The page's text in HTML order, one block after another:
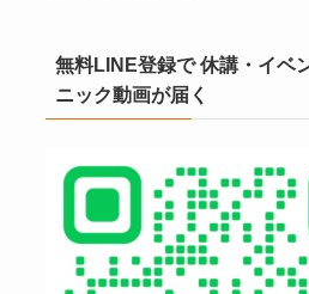
無料LINE登録で 休講・イベ
ニック動画が届く